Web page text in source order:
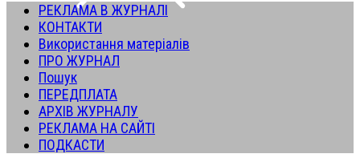
РЕКЛАМА В ЖУРНАЛІ
КОНТАКТИ
Використання матеріалів
ПРО ЖУРНАЛ
Пошук
ПЕРЕДПЛАТА
АРХІВ ЖУРНАЛУ
РЕКЛАМА НА САЙТІ
ПОДКАСТИ